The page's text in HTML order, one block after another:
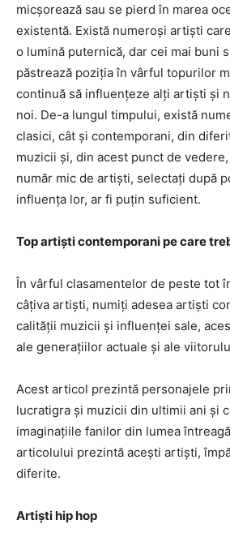
micșorează sau se pierd în marea
existentă. Există numeroși artiști
o lumină puternică, dar cei mai buni
păstrează poziția în vârful topurilor
continuă să influențeze alți artiști și
noi. De-a lungul timpului, există
clasici, cât și contemporani, din
muzicii și, din acest punct de
număr mic de artiști, selectați după
influența lor, ar fi puțin suficient.
Top artiști contemporani pe care
În vârful clasamentelor de peste tot
câțiva artiști, numiți adesea artiști
calității muzicii și influenței sale,
ale generațiilor actuale și ale
Acest articol prezintă personajele
lucratigra și muzicii din ultimii ani și
imaginațiile fanilor din lumea
articolului prezintă acești artiști,
diferite.
Artiști hip hop